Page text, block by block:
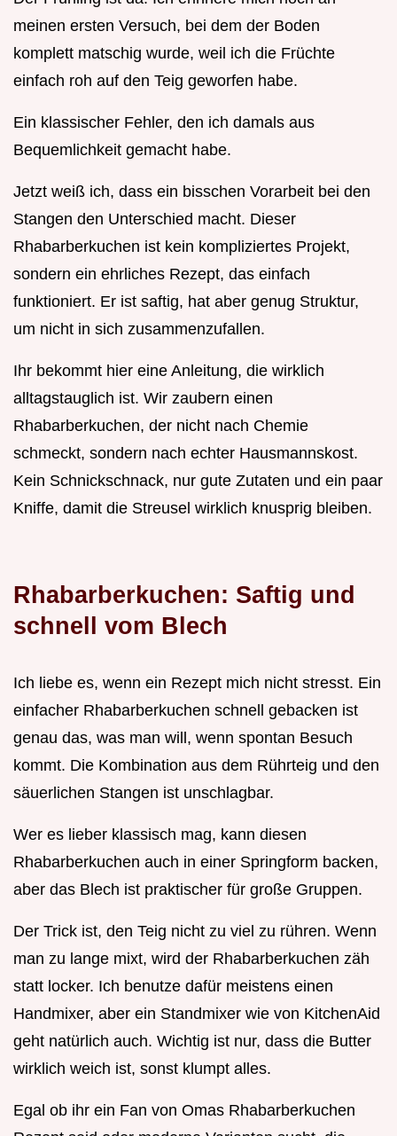
meinen ersten Versuch, bei dem der Boden
komplett matschig wurde, weil ich die Früchte
einfach roh auf den Teig geworfen habe.
Ein klassischer Fehler, den ich damals aus
Bequemlichkeit gemacht habe.
Jetzt weiß ich, dass ein bisschen Vorarbeit bei den
Stangen den Unterschied macht. Dieser
Rhabarberkuchen ist kein kompliziertes Projekt,
sondern ein ehrliches Rezept, das einfach
funktioniert. Er ist saftig, hat aber genug Struktur,
um nicht in sich zusammenzufallen.
Ihr bekommt hier eine Anleitung, die wirklich
alltagstauglich ist. Wir zaubern einen
Rhabarberkuchen, der nicht nach Chemie
schmeckt, sondern nach echter Hausmannskost.
Kein Schnickschnack, nur gute Zutaten und ein paar
Kniffe, damit die Streusel wirklich knusprig bleiben.
Rhabarberkuchen: Saftig und
schnell vom Blech
Ich liebe es, wenn ein Rezept mich nicht stresst. Ein
einfacher Rhabarberkuchen schnell gebacken ist
genau das, was man will, wenn spontan Besuch
kommt. Die Kombination aus dem Rührteig und den
säuerlichen Stangen ist unschlagbar.
Wer es lieber klassisch mag, kann diesen
Rhabarberkuchen auch in einer Springform backen,
aber das Blech ist praktischer für große Gruppen.
Der Trick ist, den Teig nicht zu viel zu rühren. Wenn
man zu lange mixt, wird der Rhabarberkuchen zäh
statt locker. Ich benutze dafür meistens einen
Handmixer, aber ein Standmixer wie von KitchenAid
geht natürlich auch. Wichtig ist nur, dass die Butter
wirklich weich ist, sonst klumpt alles.
Egal ob ihr ein Fan von Omas Rhabarberkuchen